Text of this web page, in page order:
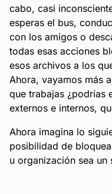
cabo, casi
esperas el bus,
con los amigos o
todas esas acciones
esos archivos a los
Ahora, vayamos más
que trabajas ¿podrías
externos e internos,
Ahora imagina lo
posibilidad de
u organización sea